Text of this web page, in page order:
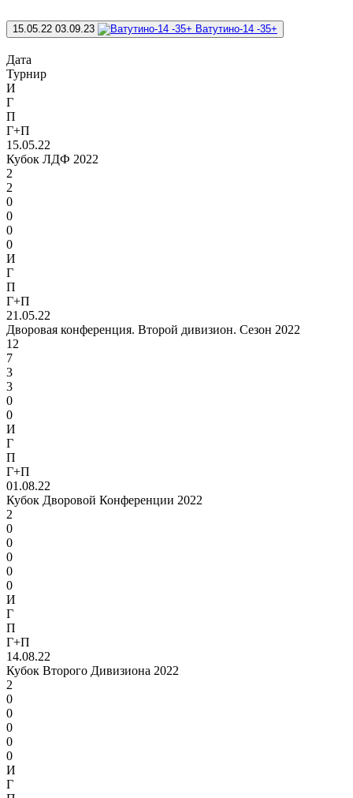
15.05.22 03.09.23 Ватутино-14 -35+
Дата
Турнир
И
Г
П
Г+П
15.05.22
Кубок ЛДФ 2022
2
2
0
0
0
0
И
Г
П
Г+П
21.05.22
Дворовая конференция. Второй дивизион. Сезон 2022
12
7
3
3
0
0
И
Г
П
Г+П
01.08.22
Кубок Дворовой Конференции 2022
2
0
0
0
0
0
И
Г
П
Г+П
14.08.22
Кубок Второго Дивизиона 2022
2
0
0
0
0
0
И
Г